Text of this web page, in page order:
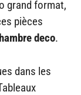
grand format,
pièces
deco.
dans les